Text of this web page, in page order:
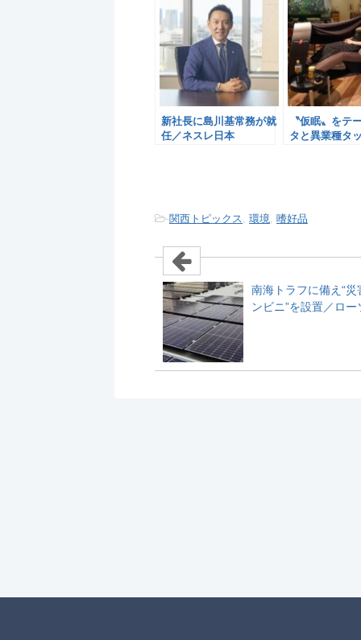
新社長に島川基常務が就
任／ネスレ日本
〝仮眠〟をテ
タと異業種タ
-関西トピックス, 環境, 嗜好品
南海トラフに備え“災
ンビニ”を設置／ロー